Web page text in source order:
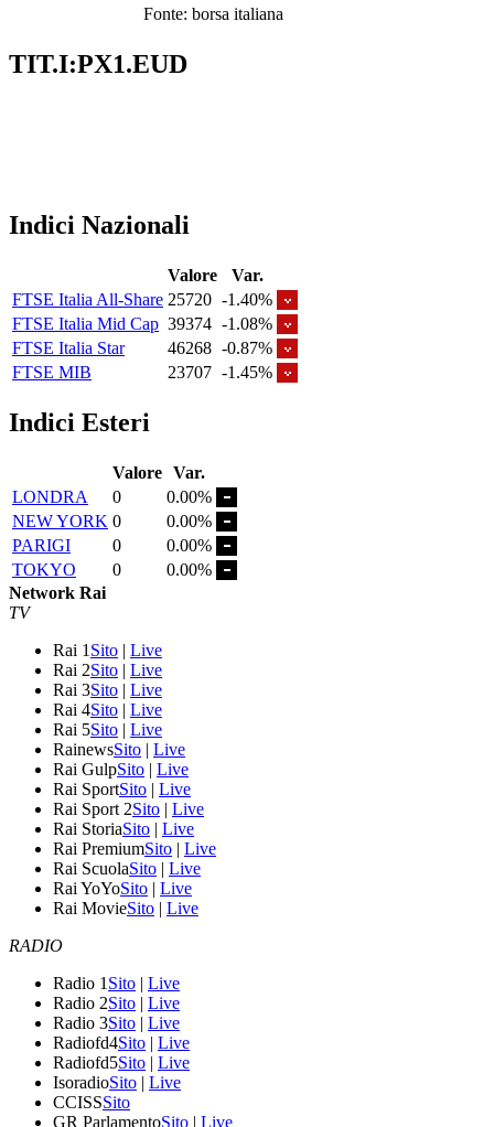
Fonte: borsa italiana
TIT.I:PX1.EUD
Indici Nazionali
Valore
Var.
FTSE Italia All-Share 25720 -1.40%
FTSE Italia Mid Cap 39374 -1.08%
FTSE Italia Star
46268 -0.87%
FTSE MIB
23707 -1.45%
Indici Esteri
Valore Var.
LONDRA
0
0.00%
NEW YORK 0
0.00%
PARIGI
0
0.00%
TOKYO
0
0.00%
Network Rai
TV
Rai 1 Sito | Live
Rai 2Sito | Live
Rai 3Sito | Live
Rai 4Sito | Live
Rai 5Sito | Live
RainewsSito | Live
Rai GulpSito | Live
Rai SportSito | Live
Rai Sport 2Sito | Live
Rai StoriaSito | Live
Rai PremiumSito | Live
Rai ScuolaSito | Live
Rai YoYoSito | Live
Rai MovieSito | Live
RADIO
Radio 1 Sito | Live
Radio 2Sito | Live
Radio 3Sito | Live
Radiofd4Sito | Live
Radiofd5Sito | Live
IsoradioSito | Live
CCISSSito
GR ParlamentoSito | Live